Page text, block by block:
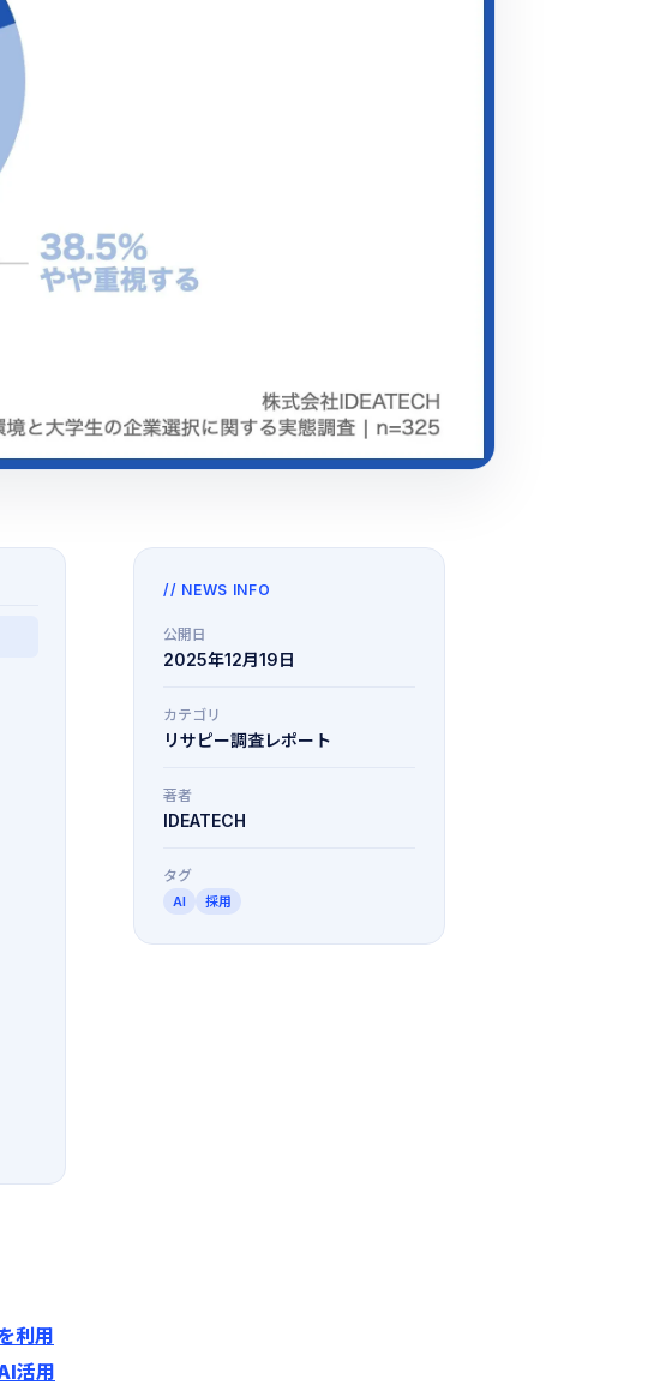
利用
活用
// NEWS INFO
公開日
2025年12月19日
カテゴリ
リサピー調査レポート
著者
IDEATECH
タグ
AI 採用